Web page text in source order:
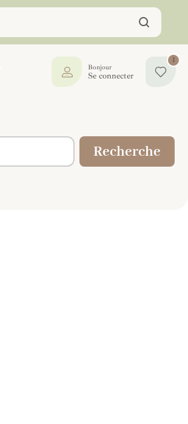
1
Bonjour
Se connecter
Recherche